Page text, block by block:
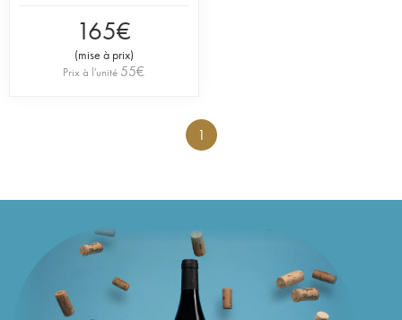
165€
(mise à prix)
Prix à l'unité 55€
1